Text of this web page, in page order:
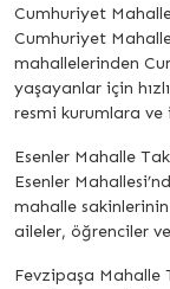
Cumhuriyet
Cumhuriyet
mahallelerinden
yaşayanlar için
resmi kurumlara ve
Esenler Mahalle
Esenler
mahalle sakinlerinin
aileler, öğrenciler
Fevzipaşa Mahalle